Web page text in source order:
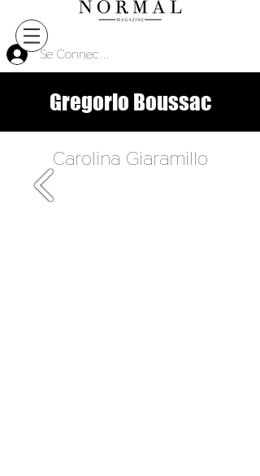
Se Connecter
Gregorio Boussac
Carolina Giaramillo